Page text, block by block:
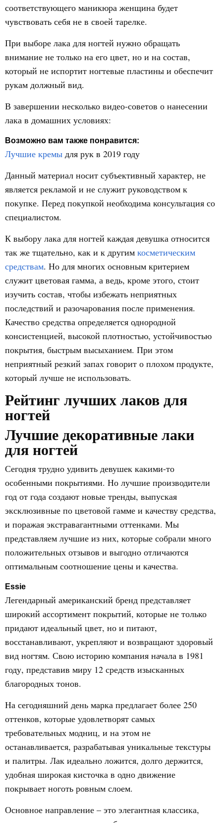
соответствующего маникюра женщина будет
чувствовать себя не в своей тарелке.
При выборе лака для ногтей нужно обращать
внимание не только на его цвет, но и на состав,
который не испортит ногтевые пластины и обеспечит
рукам должный вид.
В завершении несколько видео-советов о нанесении
лака в домашних условиях:
Возможно вам также понравится:
Лучшие кремы для рук в 2019 году
Данный материал носит субъективный характер, не
является рекламой и не служит руководством к
покупке. Перед покупкой необходима консультация со
специалистом.
К выбору лака для ногтей каждая девушка относится
так же тщательно, как и к другим косметическим
средствам. Но для многих основным критерием
служит цветовая гамма, а ведь, кроме этого, стоит
изучить состав, чтобы избежать неприятных
последствий и разочарования после применения.
Качество средства определяется однородной
консистенцией, высокой плотностью, устойчивостью
покрытия, быстрым высыханием. При этом
неприятный резкий запах говорит о плохом продукте,
который лучше не использовать.
Рейтинг лучших лаков для
ногтей
Лучшие декоративные лаки
для ногтей
Сегодня трудно удивить девушек какими-то
особенными покрытиями. Но лучшие производители
год от года создают новые тренды, выпуская
эксклюзивные по цветовой гамме и качеству средства,
и поражая экстравагантными оттенками. Мы
представляем лучшие из них, которые собрали много
положительных отзывов и выгодно отличаются
оптимальным соотношение цены и качества.
Essie
Легендарный американский бренд представляет
широкий ассортимент покрытий, которые не только
придают идеальный цвет, но и питают,
восстанавливают, укрепляют и возвращают здоровый
вид ногтям. Свою историю компания начала в 1981
году, представив миру 12 средств изысканных
благородных тонов.
На сегодняшний день марка предлагает более 250
оттенков, которые удовлетворят самых
требовательных модниц, и на этом не
останавливается, разрабатывая уникальные текстуры
и палитры. Лак идеально ложится, долго держится,
удобная широкая кисточка в одно движение
покрывает ноготь ровным слоем.
Основное направление – это элегантная классика,